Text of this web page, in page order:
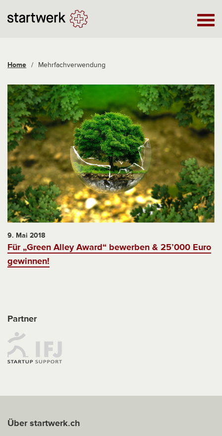
Home / Mehrfachverwendung
9. Mai 2018
Für „Green Alley Award“ bewerben & 25’000 Euro
gewinnen!
Partner
Über startwerk.ch